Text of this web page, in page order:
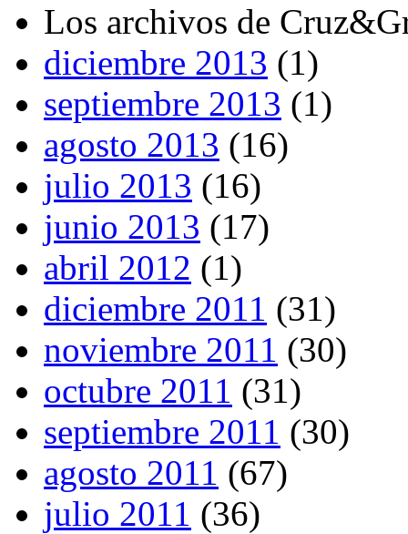
Los archivos de
diciembre 2013 (1)
septiembre 2013 (1)
agosto 2013 (16)
julio 2013 (16)
junio 2013 (17)
abril 2012 (1)
diciembre 2011 (31)
noviembre 2011 (30)
octubre 2011 (31)
septiembre 2011 (30)
agosto 2011 (67)
julio 2011 (36)